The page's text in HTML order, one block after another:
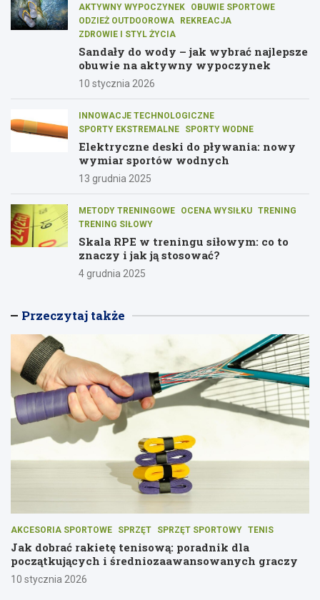
AKTYWNY WYPOCZYNEK
OBUWIE SPORTOWE
ODZIEŻ OUTDOOROWA
REKREACJA
ZDROWIE I STYL ŻYCIA
Sandały do wody – jak wybrać najlepsze
obuwie na aktywny wypoczynek
10 stycznia 2026
INNOWACJE TECHNOLOGICZNE
SPORTY EKSTREMALNE
SPORTY WODNE
Elektryczne deski do pływania: nowy
wymiar sportów wodnych
13 grudnia 2025
METODY TRENINGOWE OCENA WYSIŁKU TRENING
TRENING SIŁOWY
Skala RPE w treningu siłowym: co to
znaczy i jak ją stosować?
4 grudnia 2025
Przeczytaj także
AKCESORIA SPORTOWE SPRZĘT SPRZĘT SPORTOWY TENIS
Jak dobrać rakietę tenisową: poradnik dla
początkujących i średniozaawansowanych graczy
10 stycznia 2026